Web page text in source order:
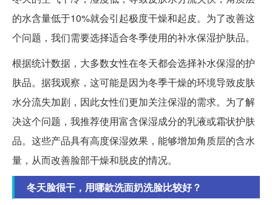
的水含量低于10%就会引起极度干燥和起皮。为了改善这
个问题，我们需要选择适合冬季使用的补水保湿护肤品。
根据统计数据，大多数女性在冬天都会选择补水保湿的护
肤品。据我观察，这可能是因为冬季干燥的环境导致皮肤
水分流失加剧，因此女性们更加关注保湿的需求。为了解
决这个问题，我推荐使用富含保湿成分的乳液或霜状护肤
品。这些产品具有高度保湿效果，能够增加角质层的含水
量，从而改善脸部干燥和脱皮的情况。
冬天脸很干，用哪款洗面奶洗脸比较好？